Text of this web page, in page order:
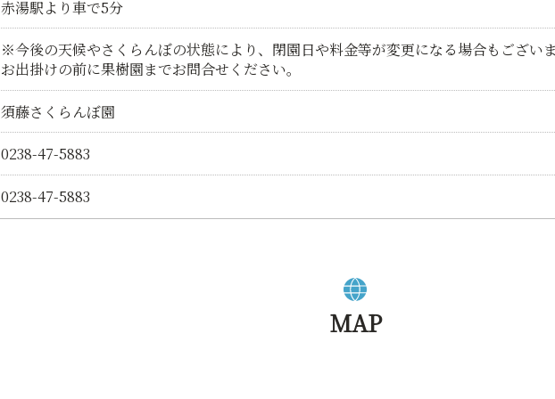
赤湯駅より車で5分
※今後の天候やさくらんぼの状態により、閉園日や料金等が変更になる場合もござい
お出掛けの前に果樹園までお問合せください。
須藤さくらんぼ園
0238-47-5883
0238-47-5883
MAP